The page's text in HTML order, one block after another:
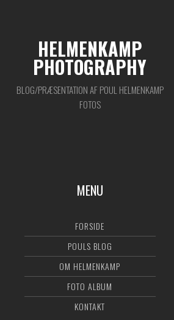
HELMENKAMP
PHOTOGRAPHY
BLOG/PRÆSENTATION AF POUL HELMENKAMP
FOTOS
MENU
FORSIDE
POULS BLOG
OM HELMENKAMP
FOTO ALBUM
KONTAKT